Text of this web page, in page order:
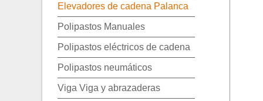
Elevadores de cadena Palanca
Polipastos Manuales
Polipastos eléctricos de cadena
Polipastos neumáticos
Viga Viga y abrazaderas